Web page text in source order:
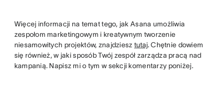
Więcej informacji na temat tego, jak Asana umożliwia
zespołom marketingowym i kreatywnym tworzenie
niesamowitych projektów, znajdziesz tutaj. Chętnie dowiem
się również, w jaki sposób Twój zespół zarządza pracą nad
kampanią. Napisz mi o tym w sekcji komentarzy poniżej.